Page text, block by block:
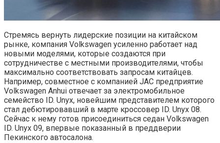
Стремясь вернуть лидерские позиции на китайском
рынке, компания Volkswagen усиленно работает над
новыми моделями, которые создаются при
сотрудничестве с местными производителями, чтобы
максимально соответствовать запросам китайцев.
Например, совместное с компанией JAC предприятие
Volkswagen Anhui отвечает за электромобильное
семейство ID. Unyx, новейшим представителем которого
стал дебютировавший в марте кроссовер ID. Unyx 08.
Сейчас к нему готов присоединиться седан Volkswagen
ID. Unyx 09, впервые показанный в преддверии
Пекинского автосалона.